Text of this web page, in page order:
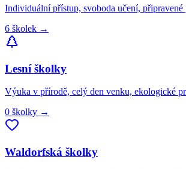
Individuální přístup, svoboda učení, připravené
6 školek →
Lesníškolky
Výuka v přírodě, celý den venku, ekologické
0 školky →
Waldorfská školky